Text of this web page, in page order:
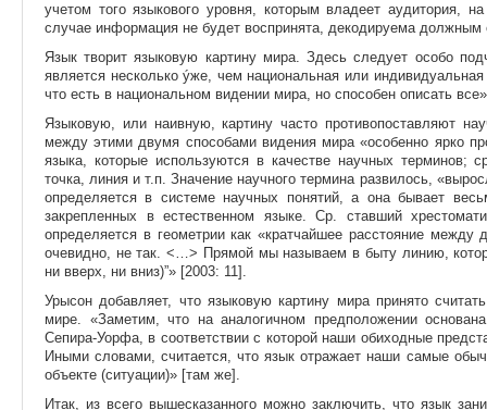
учетом того языкового уровня, которым владеет аудитория,
случае информация не будет воспринята, декодируема должным
Язык творит языковую картину мира. Здесь следует особо
является несколько ýже, чем национальная или
что есть в национальном видении мира, но способен описать
Языковую, или наивную, картину часто противопоставляют
между этими двумя способами видения мира «особенно ярко
языка, которые используются в качестве научных терминов;
точка, линия и т.п. Значение научного термина развилось,
определяется в системе научных понятий, а она бывает
закрепленных в естественном языке. Ср. ставший
определяется в геометрии как «кратчайшее расстояние
очевидно, не так. <…> Прямой мы называем в быту линию,
ни вверх, ни вниз)”» [2003: 11].
Урысон добавляет, что языковую картину мира принято
мире. «Заметим, что на аналогичном предположении основана
Сепира-Уорфа, в соответствии с которой наши обиходные
Иными словами, считается, что язык отражает наши самые
объекте (ситуации)» [там же].
Итак, из всего вышесказанного можно заключить, что язык